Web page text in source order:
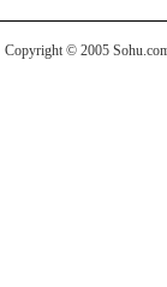
Copyright © 2005